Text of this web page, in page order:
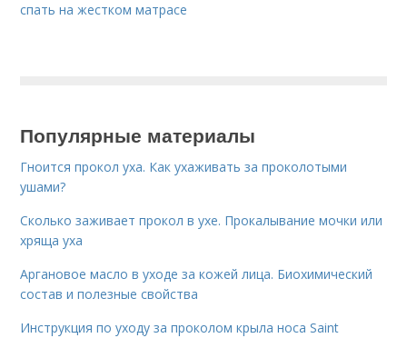
спать на жестком матрасе
Популярные материалы
Гноится прокол уха. Как ухаживать за проколотыми
ушами?
Сколько заживает прокол в ухе. Прокалывание мочки или
хряща уха
Аргановое масло в уходе за кожей лица. Биохимический
состав и полезные свойства
Инструкция по уходу за проколом крыла носа Saint